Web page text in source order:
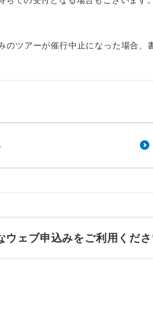
ツアーが催行中止になった場合、
ェブ申込みをご利用くださ
。別途お支払が必要となります。
せいたします。
加いただけます。
せていただきます。
務し、車内での観光案内がありま
するコースです。
露天風呂が付いています。
大浴場が付いています。
除く）